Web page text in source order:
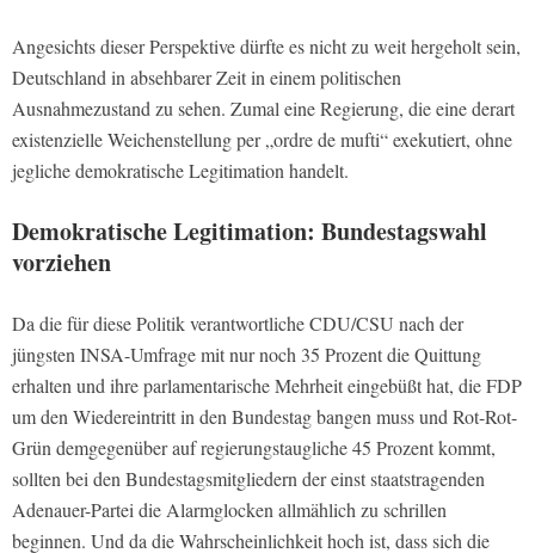
Angesichts dieser Perspektive dürfte es nicht zu weit hergeholt sein,
Deutschland in absehbarer Zeit in einem politischen
Ausnahmezustand zu sehen. Zumal eine Regierung, die eine derart
existenzielle Weichenstellung per „ordre de mufti“ exekutiert, ohne
jegliche demokratische Legitimation handelt.
Demokratische Legitimation: Bundestagswahl
vorziehen
Da die für diese Politik verantwortliche CDU/CSU nach der
jüngsten INSA-Umfrage mit nur noch 35 Prozent die Quittung
erhalten und ihre parlamentarische Mehrheit eingebüßt hat, die FDP
um den Wiedereintritt in den Bundestag bangen muss und Rot-Rot-
Grün demgegenüber auf regierungstaugliche 45 Prozent kommt,
sollten bei den Bundestagsmitgliedern der einst staatstragenden
Adenauer-Partei die Alarmglocken allmählich zu schrillen
beginnen. Und da die Wahrscheinlichkeit hoch ist, dass sich die